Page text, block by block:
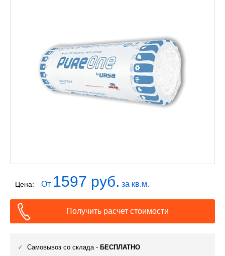
Цена: От 1597 руб. за кв.м.
Получить расчет стоимости
Самовывоз со склада - БЕСПЛАТНО